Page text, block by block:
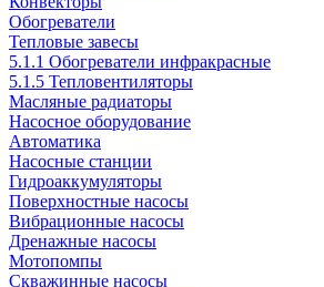
Обогреватели
Тепловые завесы
5.1.1 Обогреватели инфракрасные
5.1.5 Тепловентиляторы
Масляные радиаторы
Насосное оборудование
Автоматика
Насосные станции
Гидроаккумуляторы
Поверхностные насосы
Вибрационные насосы
Дренажные насосы
Мотопомпы
Скважинные насосы